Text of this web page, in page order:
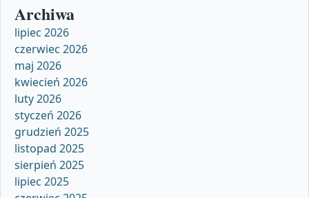
Archiwa
lipiec 2026
czerwiec 2026
maj 2026
kwiecień 2026
luty 2026
styczeń 2026
grudzień 2025
listopad 2025
sierpień 2025
lipiec 2025